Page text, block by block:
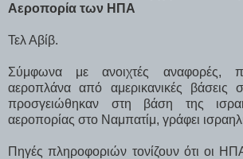
Αεροπορία των ΗΠΑ
Τελ Αβίβ.
Σύμφωνα με ανοιχτές αναφορές,
αεροπλάνα από αμερικανικές
προσγειώθηκαν στη βάση της
αεροπορίας στο Ναμπατίμ, γράφει
Πηγές πληροφοριών τονίζουν ότι οι